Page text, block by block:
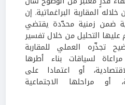
المقاربة البراغماتية. إن
ضمن زمنية محدّدة يقتضي
التحليل من خلال تفسير
تجذّره العملي للمقاربة
لسياقات بناء أطرها
أو اعتمادا على
أو مراحلها الاجتماعية